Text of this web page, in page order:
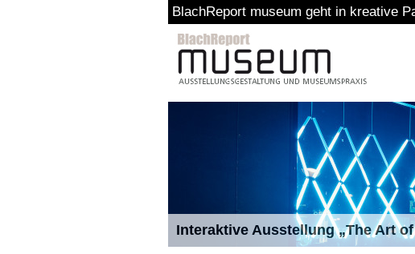
BlachReport museum geht in kreative
Interaktive Ausstellung „The Art